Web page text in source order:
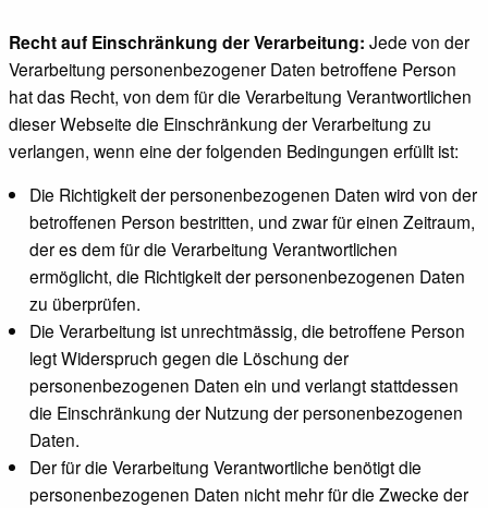
Recht auf Einschränkung der Verarbeitung: Jede von der
Verarbeitung personenbezogener Daten betroffene Person
hat das Recht, von dem für die Verarbeitung Verantwortlichen
dieser Webseite die Einschränkung der Verarbeitung zu
verlangen, wenn eine der folgenden Bedingungen erfüllt ist:
Die Richtigkeit der personenbezogenen Daten wird von der
betroffenen Person bestritten, und zwar für einen Zeitraum,
der es dem für die Verarbeitung Verantwortlichen
ermöglicht, die Richtigkeit der personenbezogenen Daten
zu überprüfen.
Die Verarbeitung ist unrechtmässig, die betroffene Person
legt Widerspruch gegen die Löschung der
personenbezogenen Daten ein und verlangt stattdessen
die Einschränkung der Nutzung der personenbezogenen
Daten.
Der für die Verarbeitung Verantwortliche benötigt die
personenbezogenen Daten nicht mehr für die Zwecke der